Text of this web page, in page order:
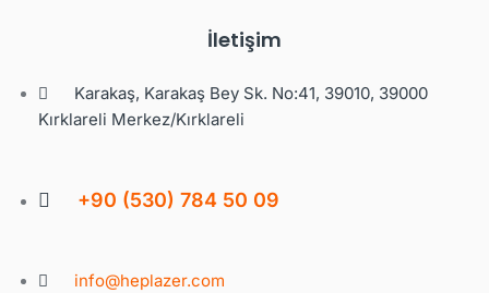
İletişim
Karakaş, Karakaş Bey Sk. No:41, 39010, 39000
Kırklareli Merkez/Kırklareli
+90 (530) 784 50 09
info@heplazer.com